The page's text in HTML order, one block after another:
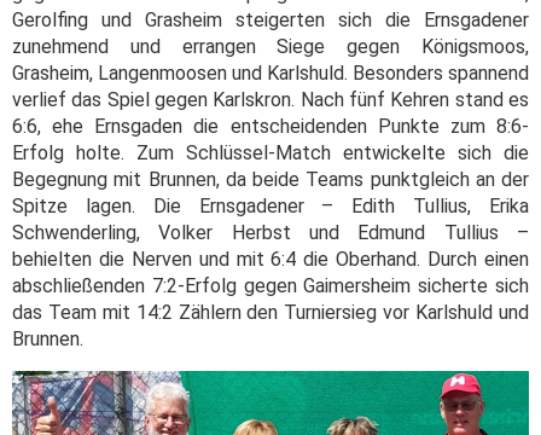
Gerolfing und Grasheim steigerten sich die Ernsgadener
zunehmend und errangen Siege gegen Königsmoos,
Grasheim, Langenmoosen und Karlshuld. Besonders spannend
verlief das Spiel gegen Karlskron. Nach fünf Kehren stand es
6:6, ehe Ernsgaden die entscheidenden Punkte zum 8:6-
Erfolg holte. Zum Schlüssel-Match entwickelte sich die
Begegnung mit Brunnen, da beide Teams punktgleich an der
Spitze lagen. Die Ernsgadener – Edith Tullius, Erika
Schwenderling, Volker Herbst und Edmund Tullius –
behielten die Nerven und mit 6:4 die Oberhand. Durch einen
abschließenden 7:2-Erfolg gegen Gaimersheim sicherte sich
das Team mit 14:2 Zählern den Turniersieg vor Karlshuld und
Brunnen.